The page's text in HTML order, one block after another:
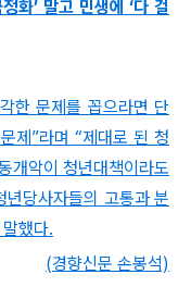
화’ 말고 민생에 ‘다 걸
한 문제를 꼽으라면 단
제”라며 “제대로 된 청
개악이 청년대책이라도
년당사자들의 고통과 분
했다.
(경향신문 손봉석)